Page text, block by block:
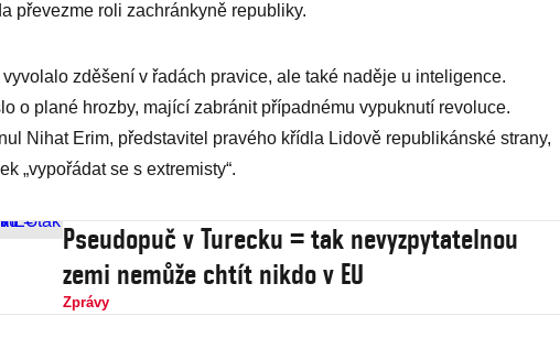
převezme roli zachránkyně republiky.
zděšení v řadách pravice, ale také naděje u inteligence.
o plané hrozby, mající zabránit případnému vypuknutí revoluce.
Nihat Erim, představitel pravého křídla Lidově republikánské strany,
„vypořádat se s extremisty“.
Pseudopuč v Turecku = tak nevyzpytatelnou
zemi nemůže chtít nikdo v EU
Zprávy